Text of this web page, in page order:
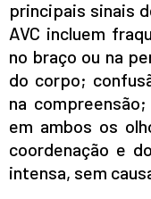
principais sinais
AVC incluem
no braço ou na
do corpo;
na
em ambos os
coordenação e
intensa, sem